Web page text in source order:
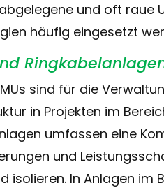
und oft raue
häufig eingesetzt
sind für die
in Projekten im
umfassen eine
und
isolieren. In Anlagen im